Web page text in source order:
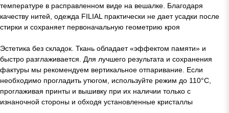
температуре в расправленном виде на вешалке. Благодаря
качеству нитей, одежда FILIAL практически не дает усадки после
стирки и сохраняет первоначальную геометрию кроя
Эстетика без складок. Ткань обладает «эффектом памяти» и
быстро разглаживается. Для лучшего результата и сохранения
фактуры мы рекомендуем вертикальное отпаривание. Если
необходимо прогладить утюгом, используйте режим до 110°C,
проглаживая принты и вышивку при их наличии только с
изнаночной стороны и обходя установленные кристаллы